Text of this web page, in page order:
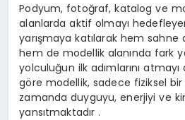
Podyum, fotoğraf, katalog ve
alanlarda aktif olmayı
yarışmaya katılarak hem
hem de modellik alanında fark
yolculuğun ilk adımlarını
göre modellik, sadece fiziksel bir
zamanda duyguyu, enerjiyi ve
yansıtmaktadır .